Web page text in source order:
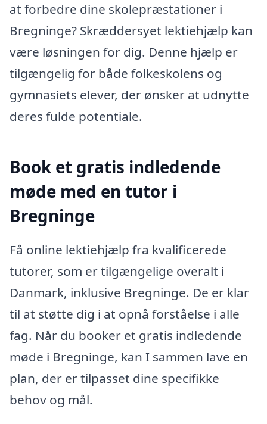
at forbedre dine skolepræstationer i
Bregninge? Skræddersyet lektiehjælp kan
være løsningen for dig. Denne hjælp er
tilgængelig for både folkeskolens og
gymnasiets elever, der ønsker at udnytte
deres fulde potentiale.
Book et gratis indledende
møde med en tutor i
Bregninge
Få online lektiehjælp fra kvalificerede
tutorer, som er tilgængelige overalt i
Danmark, inklusive Bregninge. De er klar
til at støtte dig i at opnå forståelse i alle
fag. Når du booker et gratis indledende
møde i Bregninge, kan I sammen lave en
plan, der er tilpasset dine specifikke
behov og mål.